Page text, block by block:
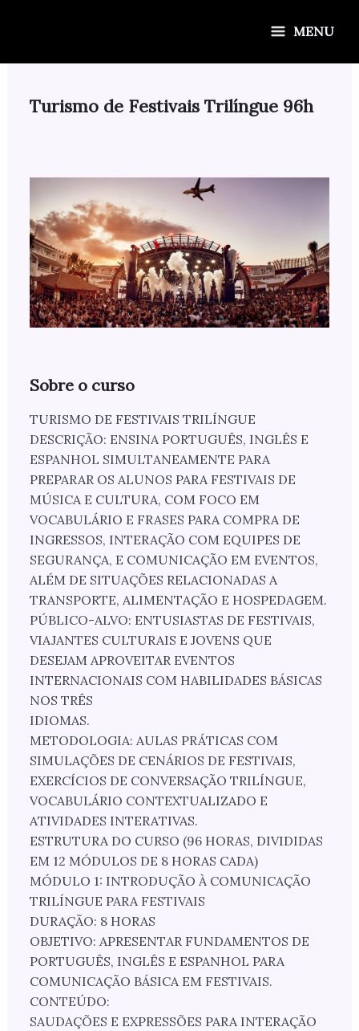
MENU
Turismo de Festivais Trilíngue 96h
Sobre o curso
TURISMO DE FESTIVAIS TRILÍNGUE
DESCRIÇÃO: ENSINA PORTUGUÊS, INGLÊS E
ESPANHOL SIMULTANEAMENTE PARA
PREPARAR OS ALUNOS PARA FESTIVAIS DE
MÚSICA E CULTURA, COM FOCO EM
VOCABULÁRIO E FRASES PARA COMPRA DE
INGRESSOS, INTERAÇÃO COM EQUIPES DE
SEGURANÇA, E COMUNICAÇÃO EM EVENTOS,
ALÉM DE SITUAÇÕES RELACIONADAS A
TRANSPORTE, ALIMENTAÇÃO E HOSPEDAGEM.
PÚBLICO-ALVO: ENTUSIASTAS DE FESTIVAIS,
VIAJANTES CULTURAIS E JOVENS QUE
DESEJAM APROVEITAR EVENTOS
INTERNACIONAIS COM HABILIDADES BÁSICAS
NOS TRÊS
IDIOMAS.
METODOLOGIA: AULAS PRÁTICAS COM
SIMULAÇÕES DE CENÁRIOS DE FESTIVAIS,
EXERCÍCIOS DE CONVERSAÇÃO TRILÍNGUE,
VOCABULÁRIO CONTEXTUALIZADO E
ATIVIDADES INTERATIVAS.
ESTRUTURA DO CURSO (96 HORAS, DIVIDIDAS
EM 12 MÓDULOS DE 8 HORAS CADA)
MÓDULO 1: INTRODUÇÃO À COMUNICAÇÃO
TRILÍNGUE PARA FESTIVAIS
DURAÇÃO: 8 HORAS
OBJETIVO: APRESENTAR FUNDAMENTOS DE
PORTUGUÊS, INGLÊS E ESPANHOL PARA
COMUNICAÇÃO BÁSICA EM FESTIVAIS.
CONTEÚDO:
SAUDAÇÕES E EXPRESSÕES PARA INTERAÇÃO